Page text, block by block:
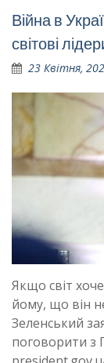
Війна в
світові
23 Квітня,
Якщо світ
йому, що він
Зеленський
поговорити з